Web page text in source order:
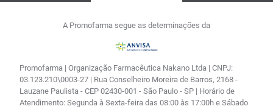
A Promofarma segue as determinações da
Promofarma | Organização Farmacêutica Nakano Ltda | CNPJ:
03.123.210\0003-27 | Rua Conselheiro Moreira de Barros, 2168 -
Lauzane Paulista - CEP 02430-001 - São Paulo - SP | Horário de
Atendimento: Segunda à Sexta-feira das 08:00 às 17:00h e Sábado